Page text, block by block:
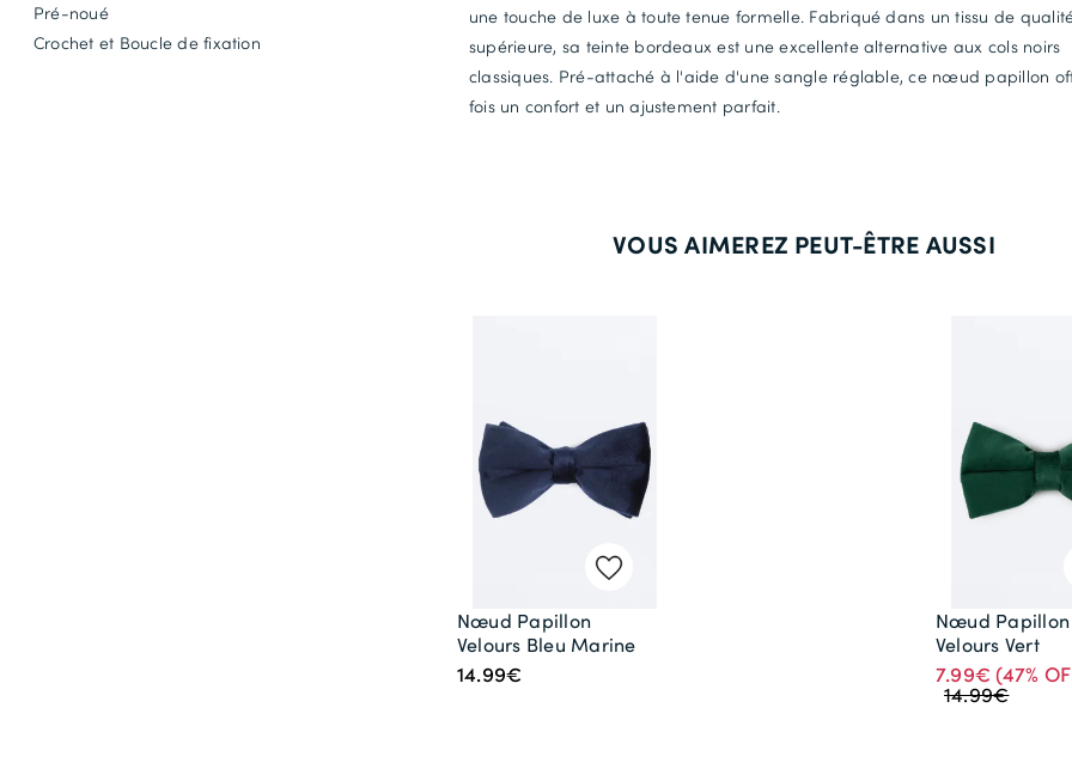
Pré-noué
Crochet et Boucle de fixation
une touche de luxe à toute tenue formelle. Fabriqué dans un tissu de
supérieure, sa teinte bordeaux est une excellente alternative aux cols noirs
classiques. Pré-attaché à l'aide d'une sangle réglable, ce nœud papillon
fois un confort et un ajustement parfait.
VOUS AIMEREZ PEUT-ÊTRE AUSSI
Nœud Papillon
Velours Bleu Marine
14.99€
Nœud Papillon
Velours Vert
7.99€ (47%
14.99€